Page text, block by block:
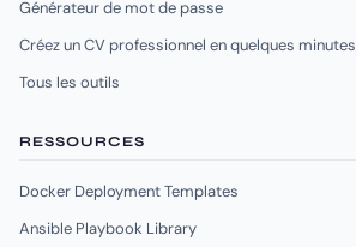
Générateur de mot de passe
Créez un CV professionnel en quelques minutes
Tous les outils
RESSOURCES
Docker Deployment Templates
Ansible Playbook Library